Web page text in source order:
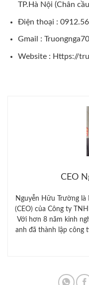
TP.Hà Nội (Chân
Điện thoại :
Gmail :
Website : Https://
CEO
Nguyễn Hữu Trường là
(CEO) của Công ty
Với hơn 8 năm kinh
anh đã thành lập công